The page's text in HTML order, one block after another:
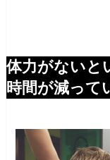
体力がないと
時間が減って